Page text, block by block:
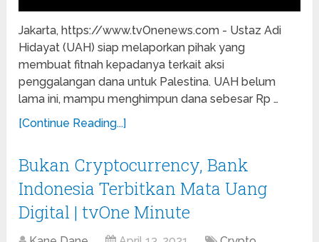
Jakarta, https://www.tvOnenews.com - Ustaz Adi
Hidayat (UAH) siap melaporkan pihak yang
membuat fitnah kepadanya terkait aksi
penggalangan dana untuk Palestina. UAH belum
lama ini, mampu menghimpun dana sebesar Rp …
[Continue Reading...]
Bukan Cryptocurrency, Bank
Indonesia Terbitkan Mata Uang
Digital | tvOne Minute